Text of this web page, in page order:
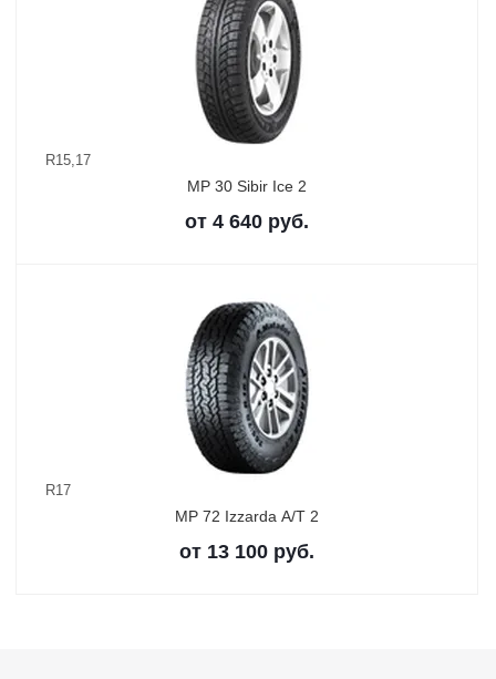
R15,17
MP 30 Sibir Ice 2
от 4 640 руб.
R17
MP 72 Izzarda A/T 2
от 13 100 руб.